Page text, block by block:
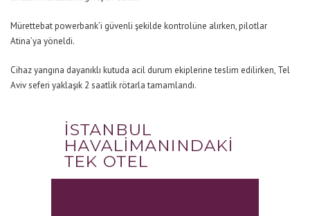
Mürettebat powerbank’i güvenli şekilde kontrolüne alırken, pilotlar
Atina’ya yöneldi.
Cihaz yangına dayanıklı kutuda acil durum ekiplerine teslim edilirken, Tel
Aviv seferi yaklaşık 2 saatlik rötarla tamamlandı.